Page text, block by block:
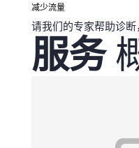
减少流量
请我们的专家帮助诊断
服务